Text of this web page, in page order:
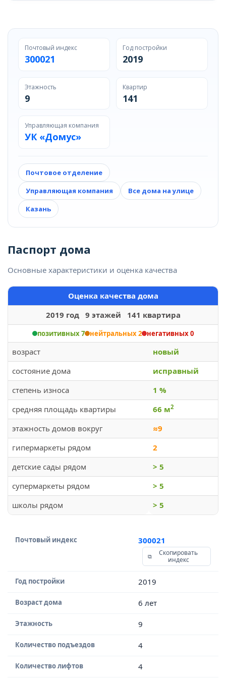
Почтовый индекс
300021
Год постройки
2019
Этажность
9
Квартир
141
Управляющая компания
УК «Домус»
Почтовое отделение
Управляющая компания
Все дома на улице
Казань
Паспорт дома
Основные характеристики и оценка качества
Оценка качества дома
2019 год 9 этажей 141 квартира
позитивных 7 нейтральных 2 негативных 0
возраст
новый
состояние дома
исправный
степень износа
1 %
средняя площадь квартиры
66 м2
этажность домов вокруг
≈9
гипермаркеты рядом
2
детские сады рядом
> 5
супермаркеты рядом
> 5
школы рядом
> 5
Почтовый индекс 300021
Скопировать
индекс
Год постройки 2019
Возраст дома 6 лет
Этажность 9
Количество подъездов 4
Количество лифтов 4